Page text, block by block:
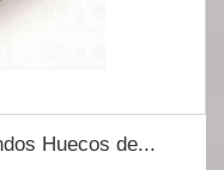
Huecos de...